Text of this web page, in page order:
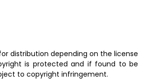
distribution depending on the license
is protected and if found to be
to copyright infringement.